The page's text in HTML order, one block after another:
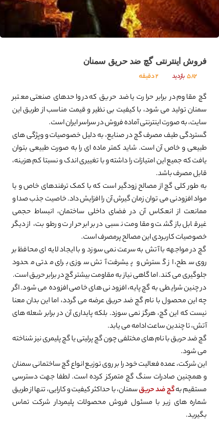
فروش اینترنتی گچ ضد حریق سمنان
582بازدید 2 دقیقه
گچ مقاوم در برابر حرارت یا ضد حریق که در واحدهای صنعتی معتبر
سمنان تولید می شود، با کیفیت بی نظیر و قیمت مناسب از طریق این
سایت، به صورت اینترنتی آماده فروش در سراسر ایران است.
گستردگی طیف مصرف گچ در صنایع، به دلیل خصوصیات و ویِژگی های
طبیعی و خاص آن است. شاید کمتر ماده ای را به صورت طبیعی بتوان
یافت که جمیع این امتیازات را داشته و با تغییری اندک و نسبتا کم هزینه،
قابل مصرف باشد.
به طور کلی گچ از مصالح زودگیر است که با کمک ترفندهای خاص و یا
مواد افزودنی می توان زمان گیرش آن را افزایش داد. خاصیت جذب صدا و
ممانعت از انعکاس آن در فضای داخلی ساختمان، انبساط حجمی
غیرقابل بازگشت و مقاومت نسبی در برابر حرارت و رطوبت، از دیگر
خصوصیات کاربردی این مصالح پرمصرف است.
گچ در مواجهه با آتش به سرعت نمی سوزد و با ایجاد لایه ای محافظ بر
روی سطح، از گسترش و پیشرفت آتش سوزی برای مدتی محدود
جلوگیری می کند. اما گاهی نیاز به مقاومت بیشتر گچ در برابر حریق است.
در چنین شرایطی به گچ پایه، افزودنی های خاصی افزوده می شود. اگر
چه این محصول با نام گچ ضد حریق عرضه می گردد، اما این بدان معنا
نیست که این گچ، هرگز نمی سوزد. بلکه پایداری آن در برابر شعله های
آتش، تا چندین ساعت ادامه می یابد.
گچ ضد حریق با نام های مختلفی چون گچ پرلیتی یا گچ پلیمری نیز شناخته
می شود.
این شرکت، عمده فعالیت خود را بر روی توزیع انواع گچ ساختمانی سمنان
و همچنین صادرات سنگ گچ متمرکز کرده است. لطفا جهت دسترسی
مستقیم بهگچ ضد حریقسمنان، با حداکثر کیفیت و کارایی، تنها از طریق
شماره های زیر با مسئول فروش محصولات پلیمردار شرکت تماس
بگیرید.